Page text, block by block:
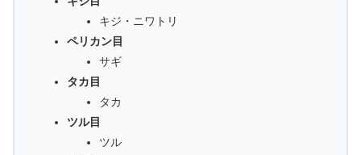
キジ・ニワトリ
ペリカン目
サギ
タカ目
タカ
ツル目
ツル